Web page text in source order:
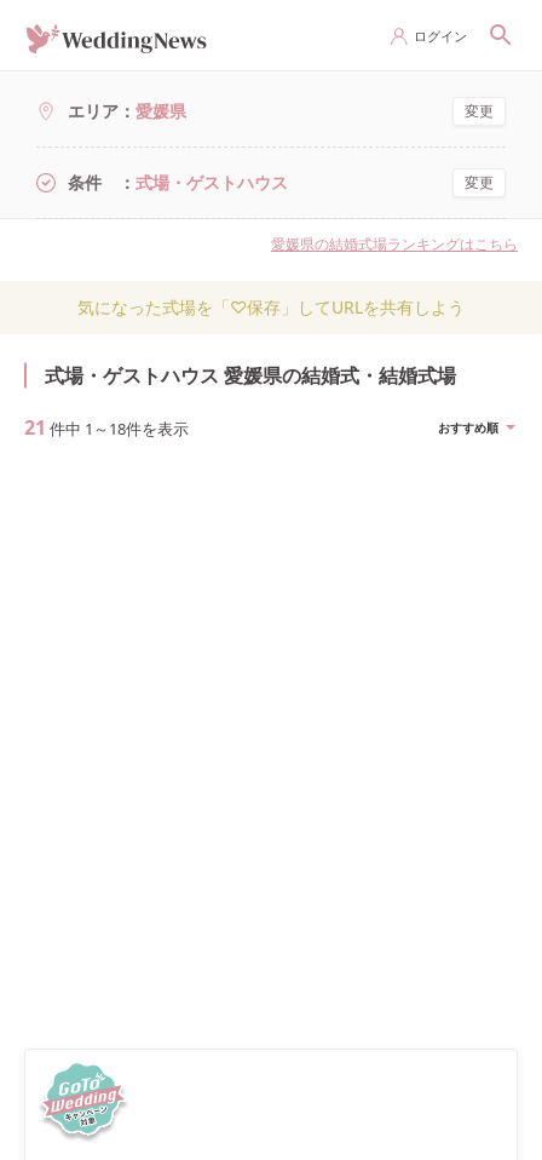
ログイン
エリア 愛媛県 変更
条件 式場・ゲストハウス 変更
愛媛県の結婚式場ランキングはこちら
気になった式場を「♡保存」してURLを共有しよう
式場・ゲストハウス 愛媛県の結婚式・結婚式場
21 件中 1 ～ 18件を表示 おすすめ順